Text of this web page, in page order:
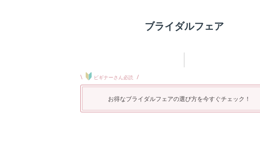
ブライダルフェア
\ ビギナーさん必読 /
お得なブライダルフェアの選び方を今すぐチェック！